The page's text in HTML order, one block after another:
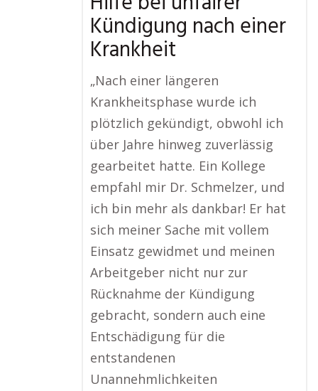
Kündigung nach einer
Krankheit
„Nach einer längeren
Krankheitsphase wurde ich
plötzlich gekündigt, obwohl ich
über Jahre hinweg zuverlässig
gearbeitet hatte. Ein Kollege
empfahl mir Dr. Schmelzer, und
ich bin mehr als dankbar! Er hat
sich meiner Sache mit vollem
Einsatz gewidmet und meinen
Arbeitgeber nicht nur zur
Rücknahme der Kündigung
gebracht, sondern auch eine
Entschädigung für die
entstandenen
Unannehmlichkeiten